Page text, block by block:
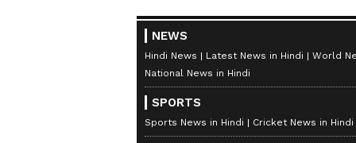
NEWS
Hindi News Latest News in Hindi World
National News in Hindi
SPORTS
Sports News in Hindi Cricket News in Hindi